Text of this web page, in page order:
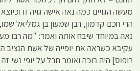
מעשה הגויים כמה נאה אישה גויה זו
הרי חכם קדמון, רבן שמעון בן גמליאל
נאה במיוחד שיבח אותה ואמר: "מה רבו
עקיבא כשראה את יופייה של אשת הנציב
רופוס] היה בוכה ואומר חבל על יופי נשי